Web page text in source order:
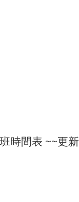
時間表 ~~更